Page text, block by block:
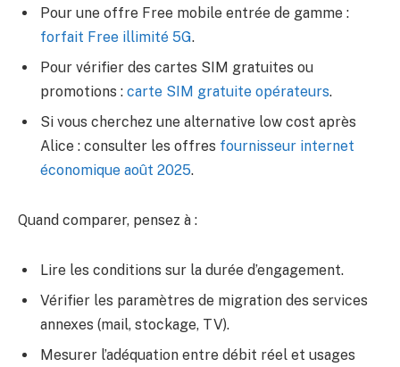
Pour une offre Free mobile entrée de gamme :
forfait Free illimité 5G.
Pour vérifier des cartes SIM gratuites ou
promotions : carte SIM gratuite opérateurs.
Si vous cherchez une alternative low cost après
Alice : consulter les offres fournisseur internet
économique août 2025.
Quand comparer, pensez à :
Lire les conditions sur la durée d’engagement.
Vérifier les paramètres de migration des services
annexes (mail, stockage, TV).
Mesurer l’adéquation entre débit réel et usages